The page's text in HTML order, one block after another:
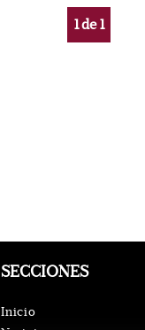
1de1
SECCIONES
Inicio